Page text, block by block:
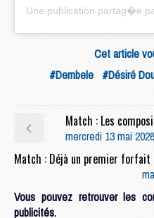
Cet article
#Dembele #Désiré
Match : Les
mercredi 13 mai
Vous pouvez retrouver les
publicités.